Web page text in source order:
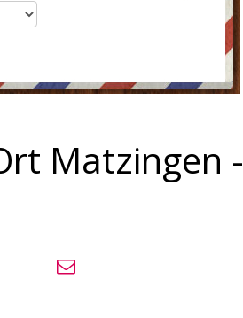
Matzingen -